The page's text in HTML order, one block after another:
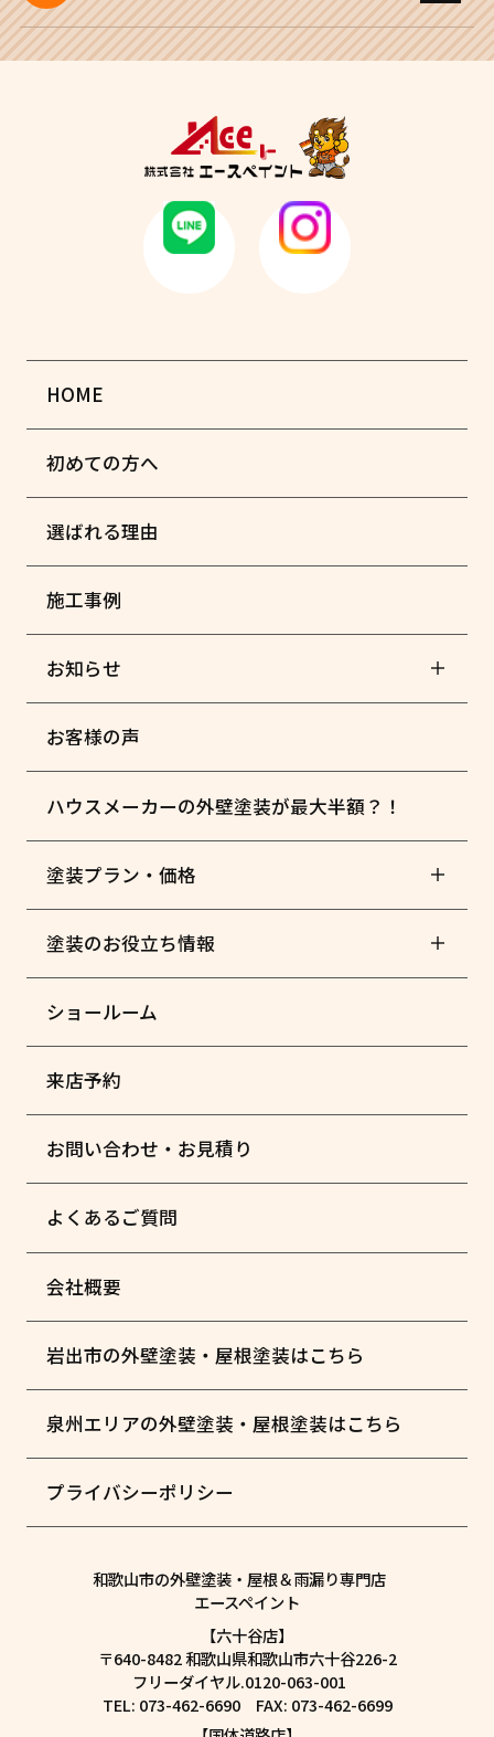
HOME
初めての方へ
選ばれる理由
施工事例
お知らせ
お客様の声
ハウスメーカーの外壁塗装が最大半額？！
塗装プラン・価格
塗装のお役立ち情報
ショールーム
来店予約
お問い合わせ・お見積り
よくあるご質問
会社概要
岩出市の外壁塗装・屋根塗装はこちら
泉州エリアの外壁塗装・屋根塗装はこちら
プライバシーポリシー
和歌山市の外壁塗装・屋根＆雨漏り専門店
エースペイント
【六十谷店】
〒640-8482 和歌山県和歌山市六十谷226-2
フリーダイヤル.0120-063-001
TEL: 073-462-6690 FAX: 073-462-6699